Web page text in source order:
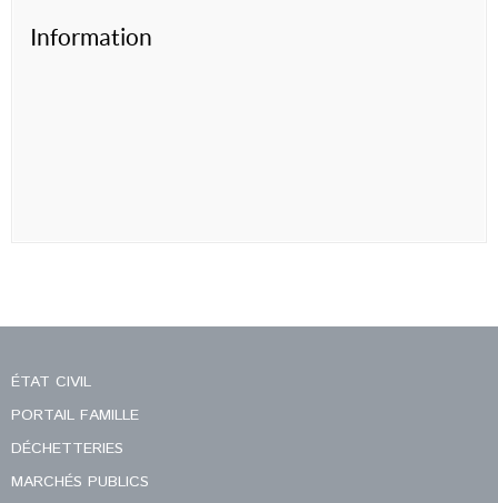
Information
ÉTAT CIVIL
PORTAIL FAMILLE
DÉCHETTERIES
MARCHÉS PUBLICS